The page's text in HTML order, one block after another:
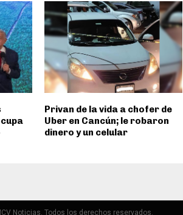
Privan de la vida a chofer de
Uber en Cancún; le robaron
dinero y un celular
Noticias. Todos los derechos reservados.